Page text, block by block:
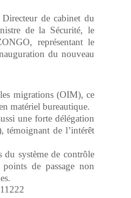
de cabinet du
de la Sécurité, le
représentant le
du nouveau
migrations (OIM), ce
matériel bureautique.
une forte délégation
témoignant de l’intérêt
système de contrôle
de passage non